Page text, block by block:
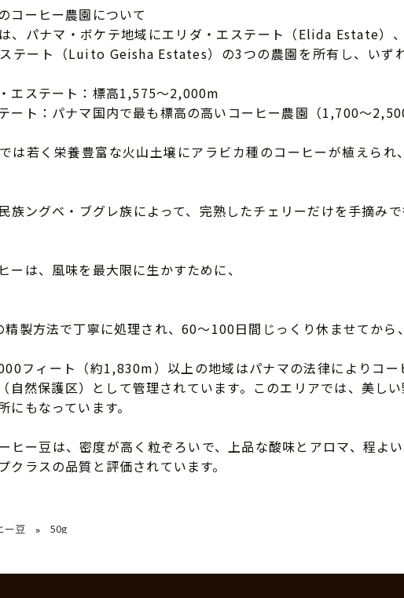
コーヒー農園について
、パナマ・ボケテ地域にエリダ・エステート（Elida Estate
テート（Luito Geisha Estates）の3つの農園を所有し、いず
エステート：標高1,575～2,000m
ート：パナマ国内で最も標高の高いコーヒー農園（1,700～
は若く栄養豊富な火山土壌にアラビカ種のコーヒーが植えら
族ングベ・ブグレ族によって、完熟したチェリーだけを手摘み
ーは、風味を最大限に生かすために、
精製方法で丁寧に処理され、60～100日間じっくり休ませてから
フィート（約1,830m）以上の地域はパナマの法律によりコ
自然保護区）として管理されています。このエリアでは、美し
にもなっています。
ヒー豆は、密度が高く粒ぞろいで、上品な酸味とアロマ、程よ
クラスの品質と評価されています。
ー豆 » 50g